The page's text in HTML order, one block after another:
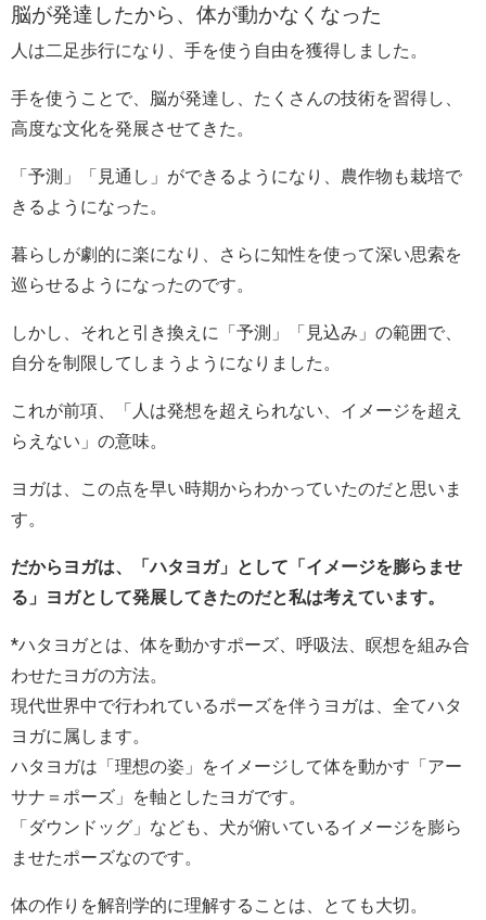
脳が発達したから、体が動かなくなった
人は二足歩行になり、手を使う自由を獲得しました。
手を使うことで、脳が発達し、たくさんの技術を習得し、
高度な文化を発展させてきた。
「予測」「見通し」ができるようになり、農作物も栽培で
きるようになった。
暮らしが劇的に楽になり、さらに知性を使って深い思索を
巡らせるようになったのです。
しかし、それと引き換えに「予測」「見込み」の範囲で、
自分を制限してしまうようになりました。
これが前項、「人は発想を超えられない、イメージを超え
らえない」の意味。
ヨガは、この点を早い時期からわかっていたのだと思いま
す。
だからヨガは、「ハタヨガ」として「イメージを膨らませ
る」ヨガとして発展してきたのだと私は考えています。
*ハタヨガとは、体を動かすポーズ、呼吸法、瞑想を組み合
わせたヨガの方法。
現代世界中で行われているポーズを伴うヨガは、全てハタ
ヨガに属します。
ハタヨガは「理想の姿」をイメージして体を動かす「アー
サナ＝ポーズ」を軸としたヨガです。
「ダウンドッグ」なども、犬が俯いているイメージを膨ら
ませたポーズなのです。
体の作りを解剖学的に理解することは、とても大切。